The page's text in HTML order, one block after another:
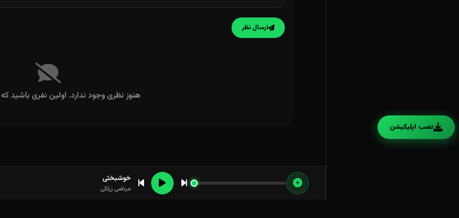
ارسال نظر
هنوز نظری وجود ندارد. اولین نفری باشید
خوشبختی
مرتضی زرلکی
نصب اپلیکیشن